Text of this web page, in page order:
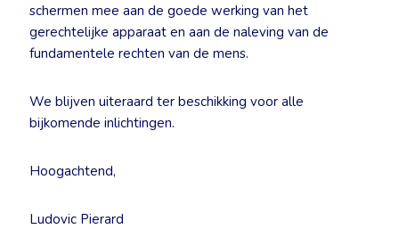
schermen mee aan de goede werking van het
gerechtelijke apparaat en aan de naleving van de
fundamentele rechten van de mens.
We blijven uiteraard ter beschikking voor alle
bijkomende inlichtingen.
Hoogachtend,
Ludovic Pierard